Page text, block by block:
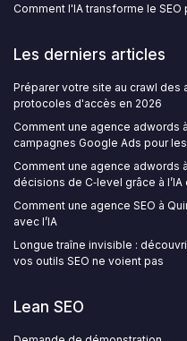
Comment l'IA transforme le
Les derniers articles
Préparer votre site au crawl des
protocoles d'accès en 2026
Comment une agence adwords
campagnes Google Ads pour
Comment une agence adwords
décisions de C‑level grâce à l’IA
Comment une agence SEO à
avec l’IA
Longue traîne invisible :
vos outils SEO ne voient pas
Lean SEO